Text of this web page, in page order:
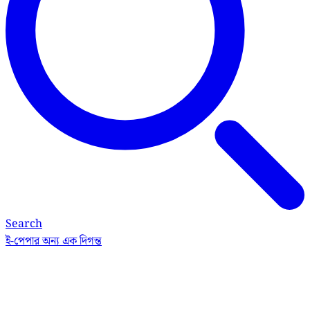
Search
ই-পেপারঅন্য এক দিগন্ত